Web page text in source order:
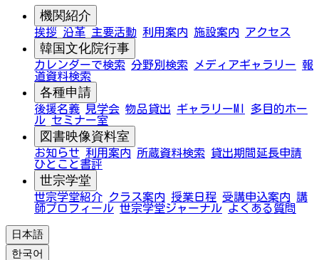
機関紹介
挨拶 沿革 主要活動 利用案内 施設案内 アクセス
韓国文化院行事
カレンダーで検索 分野別検索 メディアギャラリー 報
道資料検索
各種申請
後援名義 見学会 物品貸出 ギャラリーMI
多目的ホー
ル セミナー室
図書映像資料室
お知らせ 利用案内 所蔵資料検索
貸出期間延長申請
ひとこと書評
世宗学堂
世宗学堂紹介 クラス案内 授業日程 受講申込案内 講
師プロフィール 世宗学堂ジャーナル よくある質問
日本語
한국어